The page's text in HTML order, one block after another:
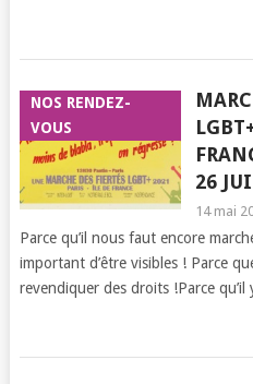
NOS RENDEZ-
VOUS
26
14 mai
Parce qu’il nous faut encore
important d’être visibles ! Parce
revendiquer des droits !Parce qu’il